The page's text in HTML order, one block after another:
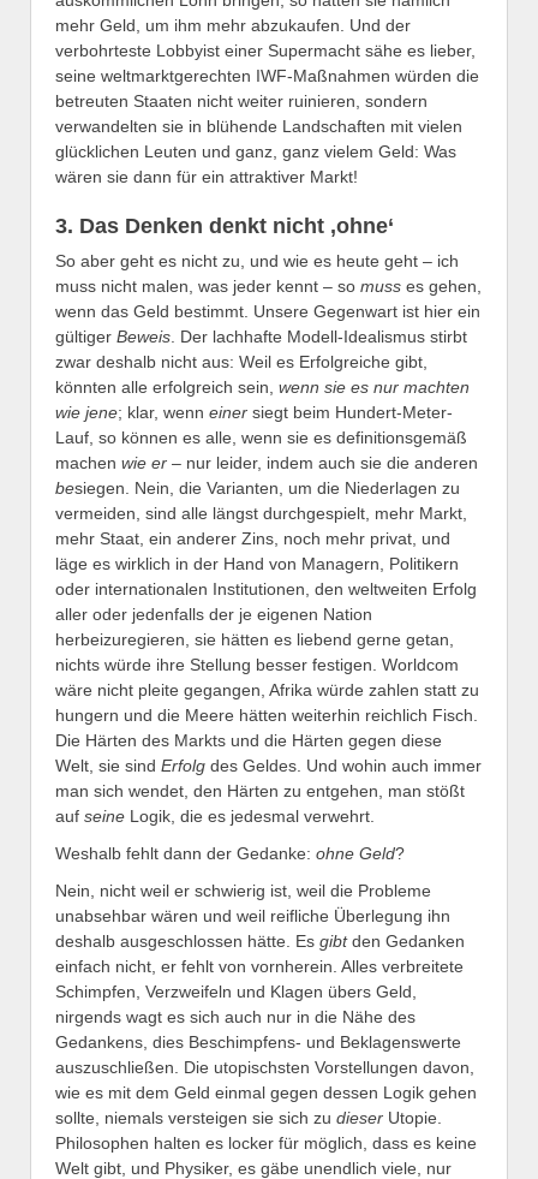
mehr Geld, um ihm mehr abzukaufen. Und der
verbohrteste Lobbyist einer Supermacht sähe es lieber,
seine weltmarktgerechten IWF-Maßnahmen würden die
betreuten Staaten nicht weiter ruinieren, sondern
verwandelten sie in blühende Landschaften mit vielen
glücklichen Leuten und ganz, ganz vielem Geld: Was
wären sie dann für ein attraktiver Markt!
3. Das Denken denkt nicht ,ohne‘
So aber geht es nicht zu, und wie es heute geht – ich
muss nicht malen, was jeder kennt – so muss es gehen,
wenn das Geld bestimmt. Unsere Gegenwart ist hier ein
gültiger Beweis. Der lachhafte Modell-Idealismus stirbt
zwar deshalb nicht aus: Weil es Erfolgreiche gibt,
könnten alle erfolgreich sein, wenn sie es nur machten
wie jene; klar, wenn einer siegt beim Hundert-Meter-
Lauf, so können es alle, wenn sie es definitionsgemäß
machen wie er – nur leider, indem auch sie die anderen
besiegen. Nein, die Varianten, um die Niederlagen zu
vermeiden, sind alle längst durchgespielt, mehr Markt,
mehr Staat, ein anderer Zins, noch mehr privat, und
läge es wirklich in der Hand von Managern, Politikern
oder internationalen Institutionen, den weltweiten Erfolg
aller oder jedenfalls der je eigenen Nation
herbeizuregieren, sie hätten es liebend gerne getan,
nichts würde ihre Stellung besser festigen. Worldcom
wäre nicht pleite gegangen, Afrika würde zahlen statt zu
hungern und die Meere hätten weiterhin reichlich Fisch.
Die Härten des Markts und die Härten gegen diese
Welt, sie sind Erfolg des Geldes. Und wohin auch immer
man sich wendet, den Härten zu entgehen, man stößt
auf seine Logik, die es jedesmal verwehrt.
Weshalb fehlt dann der Gedanke: ohne Geld?
Nein, nicht weil er schwierig ist, weil die Probleme
unabsehbar wären und weil reifliche Überlegung ihn
deshalb ausgeschlossen hätte. Es gibtden Gedanken
einfach nicht, er fehlt von vornherein. Alles verbreitete
Schimpfen, Verzweifeln und Klagen übers Geld,
nirgends wagt es sich auch nur in die Nähe des
Gedankens, dies Beschimpfens- und Beklagenswerte
auszuschließen. Die utopischsten Vorstellungen davon,
wie es mit dem Geld einmal gegen dessen Logik gehen
sollte, niemals versteigen sie sich zu dieser Utopie.
Philosophen halten es locker für möglich, dass es keine
Welt gibt, und Physiker, es gäbe unendlich viele, nur